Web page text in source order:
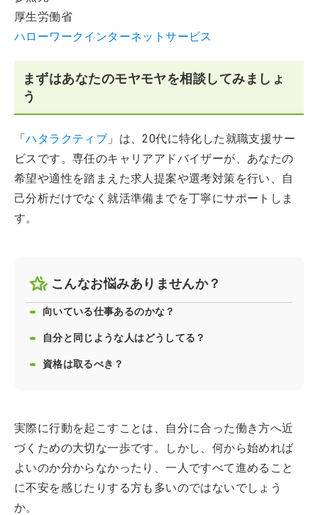
厚生労働省
ハローワークインターネットサービス
まずはあなたのモヤモヤを相談してみましょ
う
「ハタラクティブ 」は、20代に特化した就職支援サー
ビスです。専任のキャリアアドバイザーが、あなたの
希望や適性を踏まえた求人提案や選考対策を行い、自
己分析だけでなく就活準備までを丁寧にサポートしま
す。
こんなお悩みありませんか？
向いている仕事あるのかな？
自分と同じような人はどうしてる？
資格は取るべき？
実際に行動を起こすことは、自分に合った働き方へ近
づくための大切な一歩です。しかし、何から始めれば
よいのか分からなかったり、一人ですべて進めること
に不安を感じたりする方も多いのではないでしょう
か。